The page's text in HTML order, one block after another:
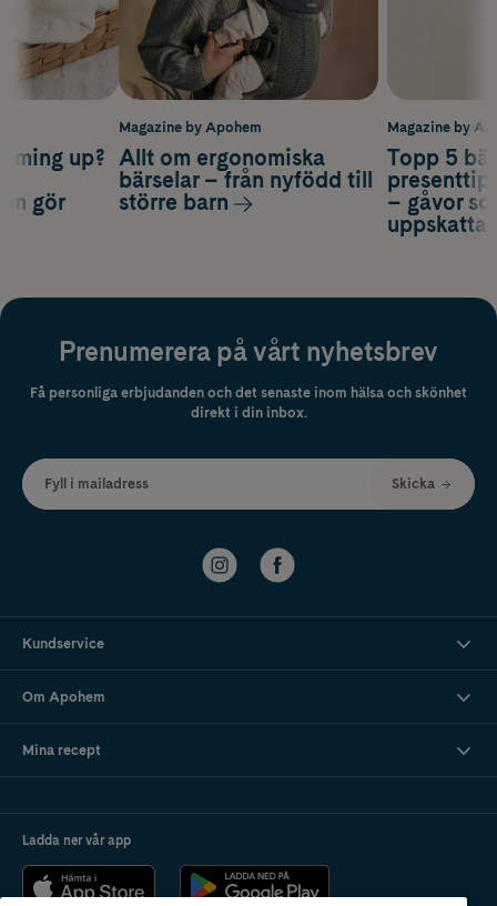
Magazine by
Topp 5
– gåvor
up?
gör
Magazine by Apohem
Allt om ergonomiska
bärselar – från nyfödd till
större barn
Prenumerera på vårt nyhetsbrev
Få personliga erbjudanden och det senaste inom hälsa och skönhet
direkt i din inbox.
Fyll i mailadress Skicka
Kundservice
Om Apohem
Mina recept
Ladda ner vår app